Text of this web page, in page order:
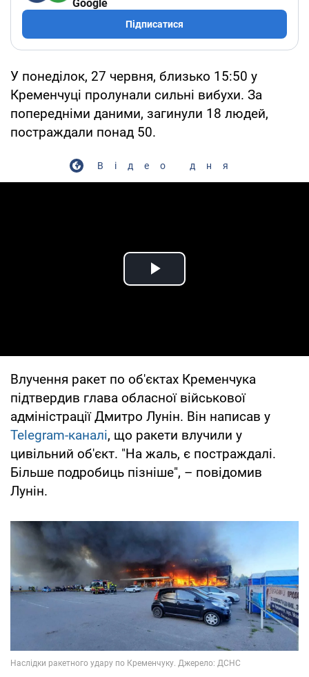
Google
Підписатися
У понеділок, 27 червня, близько 15:50 у
Кременчуці пролунали сильні вибухи. За
попередніми даними, загинули 18 людей,
постраждали понад 50.
Відео дня
Play Video
Влучення ракет по об'єктах Кременчука
підтвердив глава обласної військової
адміністрації Дмитро Лунін. Він написав у
Telegram-каналі, що ракети влучили у
цивільний об'єкт. "На жаль, є постраждалі.
Більше подробиць пізніше", – повідомив
Лунін.